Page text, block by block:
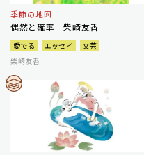
季節の地図
偶然と確率 柴崎友香
愛でる エッセイ
文芸
柴崎友香